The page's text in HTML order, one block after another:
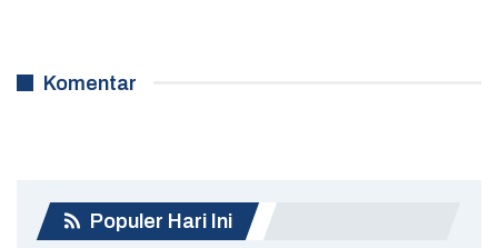
Komentar
Populer Hari Ini